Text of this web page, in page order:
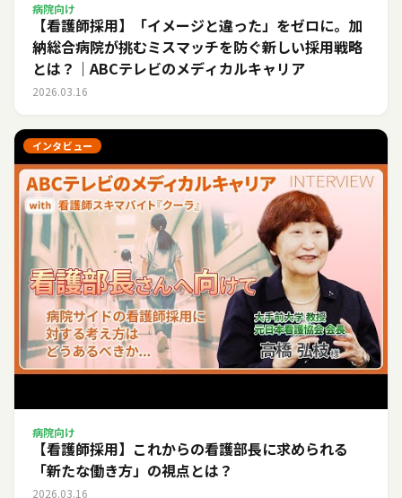
病院向け
【看護師採用】「イメージと違った」をゼロに。加
納総合病院が挑むミスマッチを防ぐ新しい採用戦略
とは？｜ABCテレビのメディカルキャリア
2026.03.16
インタビュー
病院向け
【看護師採用】これからの看護部長に求められる
「新たな働き方」の視点とは？
2026.03.16